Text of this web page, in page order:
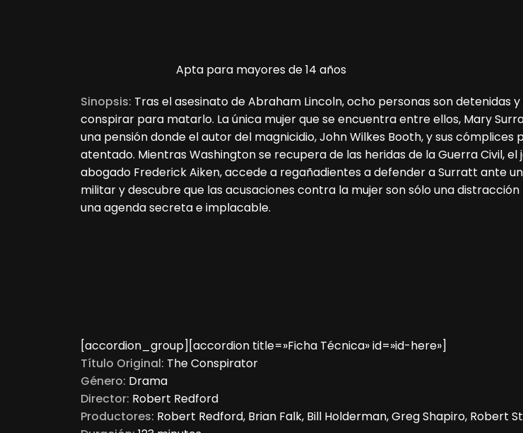
Apta para mayores de 14 años
Sinopsis: Tras el asesinato de Abraham Lincoln, ocho personas son detenidas
conspirar para matarlo. La única mujer que se encuentra entre ellos, Mary
una pensión donde el autor del magnicidio, John Wilkes Booth, y sus cómplices
atentado. Mientras Washington se recupera de las heridas de la Guerra Civil, el
abogado Frederick Aiken, accede a regañadientes a defender a Surratt ante
militar y descubre que las acusaciones contra la mujer son sólo una
una agenda secreta e implacable.
[accordion_group][accordion title=»Ficha Técnica» id=»id-here»]
Título Original: The Conspirator
Género: Drama
Director: Robert Redford
Productores: Robert Redford, Brian Falk, Bill Holderman, Greg Shapiro, Robert